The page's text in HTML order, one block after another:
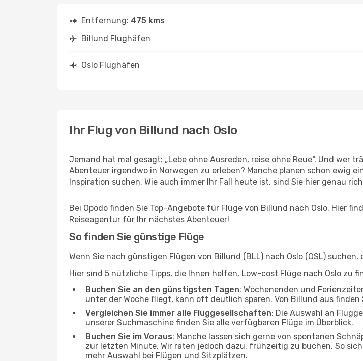
Entfernung: 475 kms
Billund Flughäfen
Oslo Flughäfen
Ihr Flug von Billund nach Oslo
Jemand hat mal gesagt: „Lebe ohne Ausreden, reise ohne Reue“. Und
Abenteuer irgendwo in Norwegen zu erleben? Manche planen schon ewig
Inspiration suchen. Wie auch immer Ihr Fall heute ist, sind Sie hier genau
Bei Opodo finden Sie Top-Angebote für Flüge von Billund nach Oslo. Hier
Reiseagentur für Ihr nächstes Abenteuer!
So finden Sie günstige Flüge
Wenn Sie nach günstigen Flügen von Billund (BLL) nach Oslo (OSL)
Hier sind 5 nützliche Tipps, die Ihnen helfen, Low-cost Flüge nach Oslo zu
Buchen Sie an den günstigsten Tagen: Wochenenden und
unter der Woche fliegt, kann oft deutlich sparen. Von Billund aus
Vergleichen Sie immer alle Fluggesellschaften: Die Auswahl an
unserer Suchmaschine finden Sie alle verfügbaren Flüge im Überblick.
Buchen Sie im Voraus: Manche lassen sich gerne von spontanen
zur letzten Minute. Wir raten jedoch dazu, frühzeitig zu buchen. So
mehr Auswahl bei Flügen und Sitzplätzen.